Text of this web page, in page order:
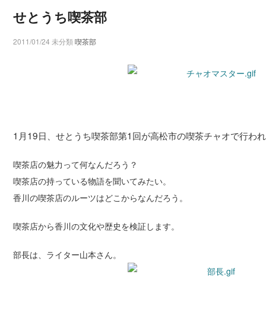
せとうち喫茶部
2011/01/24 未分類喫茶部
1月19日、せとうち喫茶部第1回が高松市の喫茶チャオで行わ
喫茶店の魅力って何なんだろう？
喫茶店の持っている物語を聞いてみたい。
香川の喫茶店のルーツはどこからなんだろう。
喫茶店から香川の文化や歴史を検証します。
部長は、ライター山本さん。